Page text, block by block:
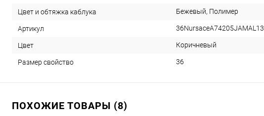
Цвет и обтяжка каблука Бежевый, Полимер
Артикул 36NursaceA74205JAMAL13
Цвет Коричневый
Размер свойство 36
ПОХОЖИЕ ТОВАРЫ (8)